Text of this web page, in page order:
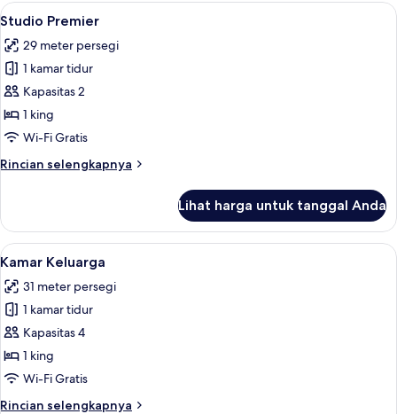
Lihat
semua
foto
untuk
Studio
Premier
Studio Premier | Seprai antialergi,
4
Studio Premier
29 meter persegi
1 kamar tidur
Kapasitas 2
1 king
Wi-Fi Gratis
Rincian selengkapnya
Rincian
Studio
Premier
Lihat harga untuk tanggal Anda
Lihat
semua
foto
untuk
Kamar
Keluarga
Kamar Keluarga | Seprai antialergi,
4
Kamar Keluarga
31 meter persegi
1 kamar tidur
Kapasitas 4
1 king
Wi-Fi Gratis
Rincian selengkapnya
Rincian